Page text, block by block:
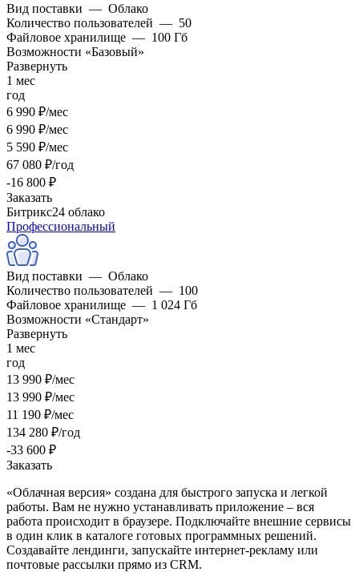
Вид поставки — Облако
Количество пользователей — 50
Файловое хранилище — 100 Гб
Возможности «Базовый»
Развернуть
1 мес
год
6 990 ₽/мес
6 990 ₽/мес
5 590 ₽/мес
67 080 ₽/год
-16 800 ₽
Заказать
Битрикс24 облако
Профессиональный
Вид поставки — Облако
Количество пользователей — 100
Файловое хранилище — 1 024 Гб
Возможности «Стандарт»
Развернуть
1 мес
год
13 990 ₽/мес
13 990 ₽/мес
11 190 ₽/мес
134 280 ₽/год
-33 600 ₽
Заказать
«Облачная версия» создана для быстрого запуска и легкой
работы. Вам не нужно устанавливать приложение – вся
работа происходит в браузере. Подключайте внешние сервисы
в один клик в каталоге готовых программных решений.
Создавайте лендинги, запускайте интернет-рекламу или
почтовые рассылки прямо из CRM.